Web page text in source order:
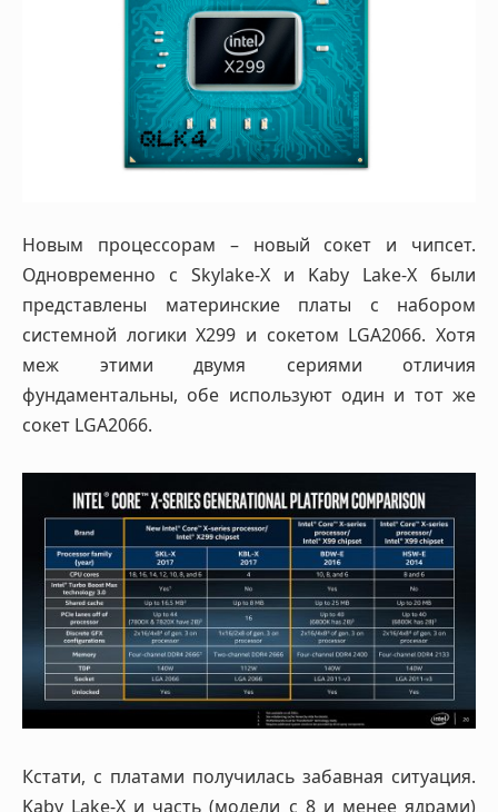
Новым процессорам – новый сокет и чипсет.
Одновременно с Skylake-X и Kaby Lake-X были
представлены материнские платы с набором
системной логики X299 и сокетом LGA2066. Хотя
меж этими двумя сериями отличия
фундаментальны, обе используют один и тот же
сокет LGA2066.
Кстати, с платами получилась забавная ситуация.
Kaby Lake-X и часть (модели с 8 и менее ядрами)